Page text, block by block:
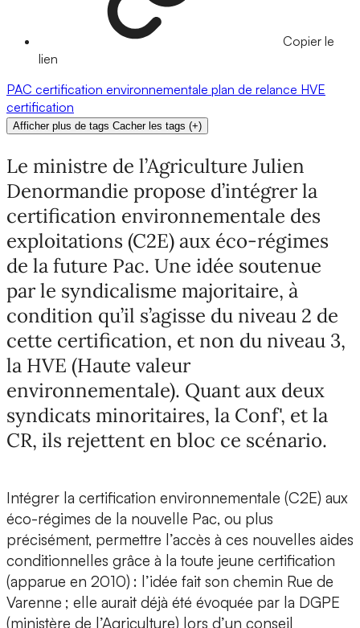
Copier le
lien
PAC certification environnementale plan de relance HVE
certification
Afficher plus de tags Cacher les tags (+)
Le ministre de l’Agriculture Julien
Denormandie propose d’intégrer la
certification environnementale des
exploitations (C2E) aux éco-régimes
de la future Pac. Une idée soutenue
par le syndicalisme majoritaire, à
condition qu’il s’agisse du niveau 2 de
cette certification, et non du niveau 3,
la HVE (Haute valeur
environnementale). Quant aux deux
syndicats minoritaires, la Conf', et la
CR, ils rejettent en bloc ce scénario.
Intégrer la certification environnementale (C2E) aux
éco-régimes de la nouvelle Pac, ou plus
précisément, permettre l’accès à ces nouvelles aides
conditionnelles grâce à la toute jeune certification
(apparue en 2010) : l’idée fait son chemin Rue de
Varenne ; elle aurait déjà été évoquée par la DGPE
(ministère de l’Agriculture) lors d’un conseil